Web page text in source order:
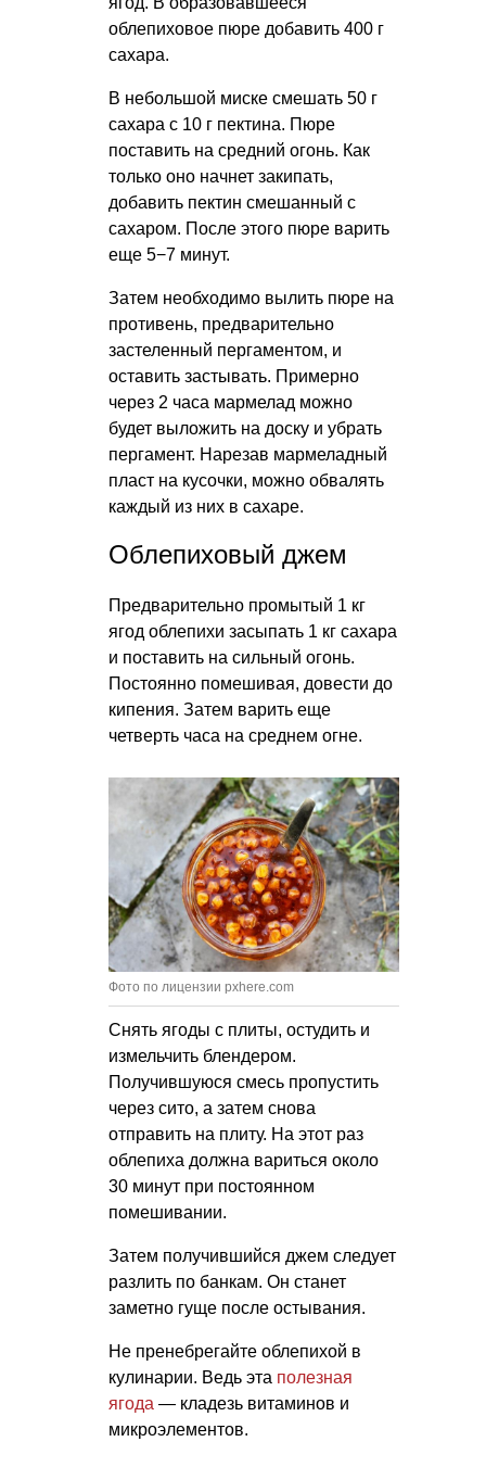
облепиховое пюре добавить 400 г
сахара.
В небольшой миске смешать 50 г
сахара с 10 г пектина. Пюре
поставить на средний огонь. Как
только оно начнет закипать,
добавить пектин смешанный с
сахаром. После этого пюре варить
еще 5−7 минут.
Затем необходимо вылить пюре на
противень, предварительно
застеленный пергаментом, и
оставить застывать. Примерно
через 2 часа мармелад можно
будет выложить на доску и убрать
пергамент. Нарезав мармеладный
пласт на кусочки, можно обвалять
каждый из них в сахаре.
Облепиховый джем
Предварительно промытый 1 кг
ягод облепихи засыпать 1 кг сахара
и поставить на сильный огонь.
Постоянно помешивая, довести до
кипения. Затем варить еще
четверть часа на среднем огне.
Фото по лицензии pxhere.com
Снять ягоды с плиты, остудить и
измельчить блендером.
Получившуюся смесь пропустить
через сито, а затем снова
отправить на плиту. На этот раз
облепиха должна вариться около
30 минут при постоянном
помешивании.
Затем получившийся джем следует
разлить по банкам. Он станет
заметно гуще после остывания.
Не пренебрегайте облепихой в
кулинарии. Ведь эта полезная
ягода — кладезь витаминов и
микроэлементов.